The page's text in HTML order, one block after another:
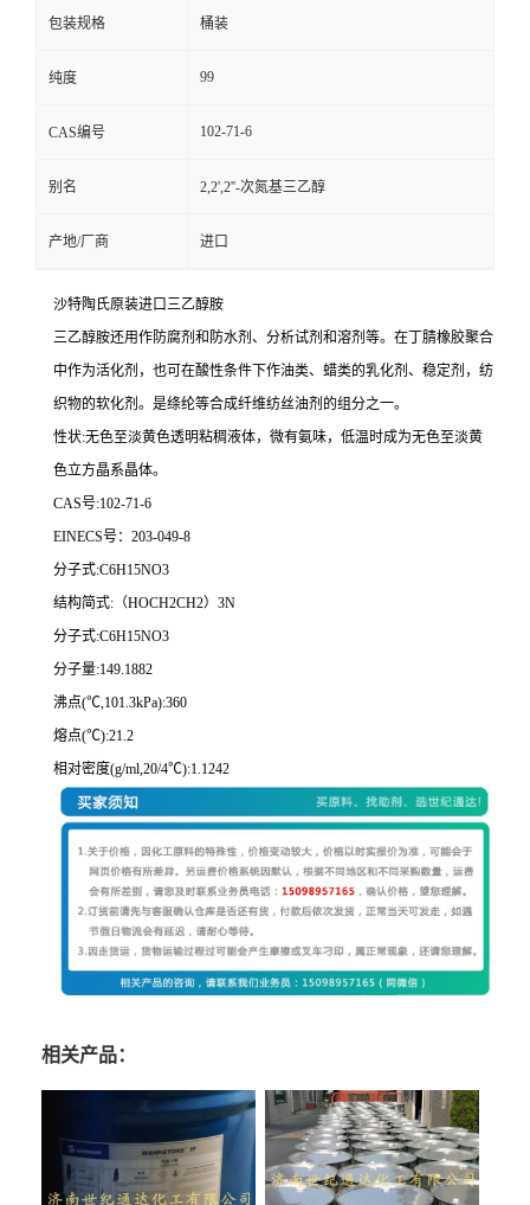
包装规格 桶装
纯度 99
CAS编号 102-71-6
别名 2,2',2''-次氮基三乙醇
产地/厂商 进口
沙特陶氏原装进口三乙醇胺
三乙醇胺还用作防腐剂和防水剂、分析试剂和溶剂等。在丁腈橡胶聚合
中作为活化剂，也可在酸性条件下作油类、蜡类的乳化剂、稳定剂，纺
织物的软化剂。是绦纶等合成纤维纺丝油剂的组分之一。
性状:无色至淡黄色透明粘稠液体，微有氨味，低温时成为无色至淡黄
色立方晶系晶体。
CAS号:102-71-6
EINECS号：203-049-8
分子式:C6H15NO3
结构简式:（HOCH2CH2）3N
分子式:C6H15NO3
分子量:149.1882
沸点(℃,101.3kPa):360
熔点(℃):21.2
相对密度(g/ml,20/4℃):1.1242
相关产品：